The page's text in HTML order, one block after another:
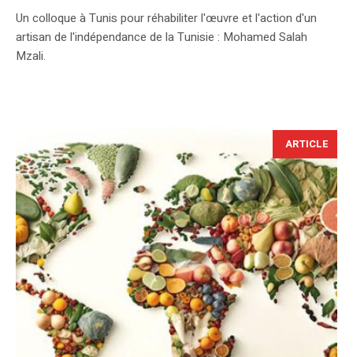
Un colloque à Tunis pour réhabiliter l'œuvre et l'action d'un
artisan de l'indépendance de la Tunisie : Mohamed Salah
Mzali.
ARTICLE